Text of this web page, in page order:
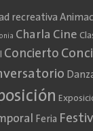
recreativa
Charla Cine
Concierto
Feria